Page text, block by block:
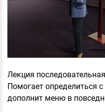
Лекция
Помогает определиться
дополнит меню в